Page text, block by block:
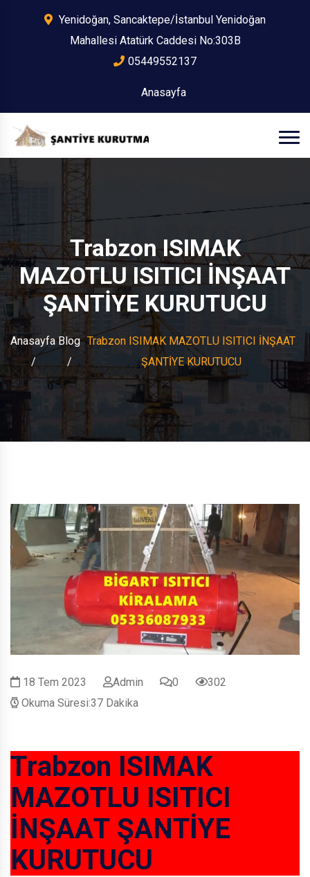
Yenidoğan, Sancaktepe/İstanbul Yenidoğan
Mahallesi Atatürk Caddesi No:303B
05449552137
Anasayfa
Trabzon ISIMAK
MAZOTLU ISITICI İNŞAAT
ŞANTİYE KURUTUCU
Anasayfa Blog Trabzon ISIMAK MAZOTLU ISITICI İNŞAAT
ŞANTİYE KURUTUCU
18 Tem 2023 Admin 0
302
Okuma Süresi:37 Dakika
Trabzon ISIMAK
MAZOTLU ISITICI
İNŞAAT ŞANTİYE
KURUTUCU